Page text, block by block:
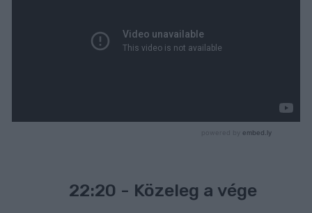
22:20 - Közeleg a vége